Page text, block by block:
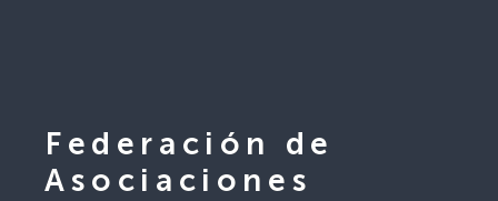
Federación de
Asociaciones